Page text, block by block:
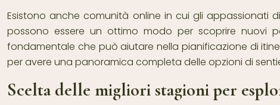
Esistono anche comunità online in cui gli appassionati
possono essere un ottimo modo per scoprire nuovi
fondamentale che può aiutare nella pianificazione di
per avere una panoramica completa delle opzioni di
Scelta delle migliori stagioni per